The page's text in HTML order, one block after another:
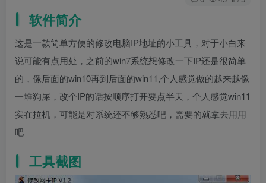
软件简介
这是一款简单方便的修改电脑IP地址的小工具，对于小白来
说可能有点用处，之前的win7系统想修改一下IP还是很简单
的，像后面的win10再到后面的win11,个人感觉做的越来越像
一堆狗屎，改个IP的话按顺序打开要点半天，个人感觉win11
实在拉机，可能是对系统还不够熟悉吧，需要的就拿去用用
吧
工具截图